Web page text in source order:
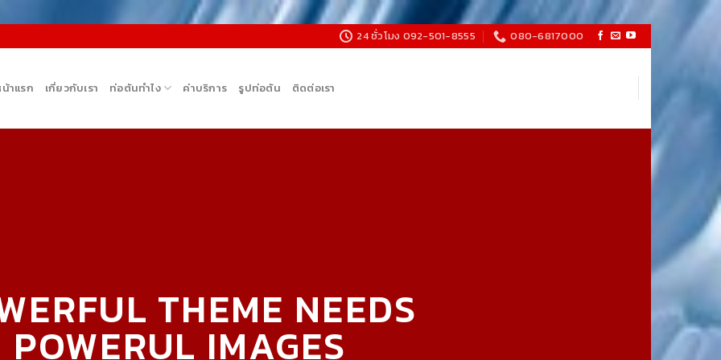
24 ชั่วโมง 092-501-8555 080-6817000
าแรก เกี่ยวกับเรา ท่อตันทำไง ค่าบริการ รูปท่อตัน ติดต่อเรา
THEME NEEDS
POWERUL IMAGES